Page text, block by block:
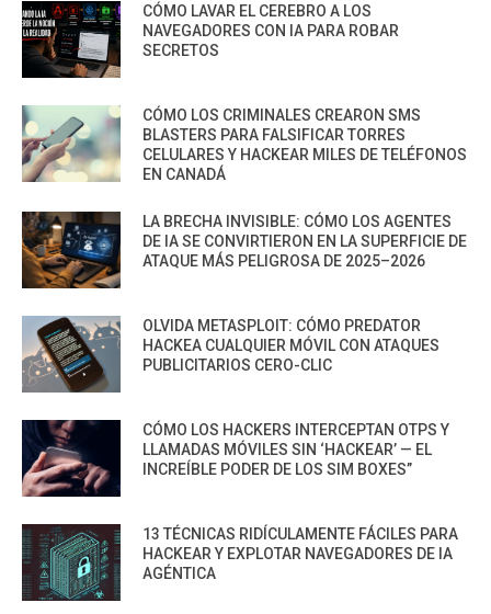
CÓMO LAVAR EL CEREBRO A LOS
NAVEGADORES CON IA PARA ROBAR
SECRETOS
CÓMO LOS CRIMINALES CREARON SMS
BLASTERS PARA FALSIFICAR TORRES
CELULARES Y HACKEAR MILES DE TELÉFONOS
EN CANADÁ
LA BRECHA INVISIBLE: CÓMO LOS AGENTES
DE IA SE CONVIRTIERON EN LA SUPERFICIE DE
ATAQUE MÁS PELIGROSA DE 2025–2026
OLVIDA METASPLOIT: CÓMO PREDATOR
HACKEA CUALQUIER MÓVIL CON ATAQUES
PUBLICITARIOS CERO-CLIC
CÓMO LOS HACKERS INTERCEPTAN OTPS Y
LLAMADAS MÓVILES SIN ‘HACKEAR’ — EL
INCREÍBLE PODER DE LOS SIM BOXES”
13 TÉCNICAS RIDÍCULAMENTE FÁCILES PARA
HACKEAR Y EXPLOTAR NAVEGADORES DE IA
AGÉNTICA